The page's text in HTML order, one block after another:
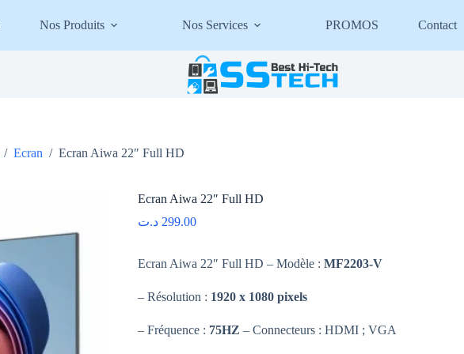
Nos Produits Nos Services PROMOS Contact
/ Ecran / Ecran Aiwa 22″ Full HD
Ecran Aiwa 22″ Full HD
299.00 د.ت
Ecran Aiwa 22″ Full HD – Modèle :MF2203-V
– Résolution : 1920 x 1080 pixels
– Fréquence : 75HZ – Connecteurs : HDMI ; VGA